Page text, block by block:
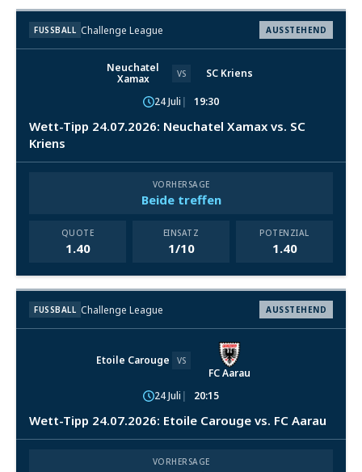
FUSSBALL Challenge League AUSSTEHEND
Neuchatel
Xamax
VS SC Kriens
24 Juli 19:30
Wett-Tipp 24.07.2026: Neuchatel Xamax vs. SC
Kriens
VORHERSAGE
Beide treffen
QUOTE
1.40
EINSATZ
1/10
POTENZIAL
1.40
FUSSBALL Challenge League AUSSTEHEND
Etoile Carouge VS
FC Aarau
24 Juli
20:15
Wett-Tipp 24.07.2026: Etoile Carouge vs. FC Aarau
VORHERSAGE